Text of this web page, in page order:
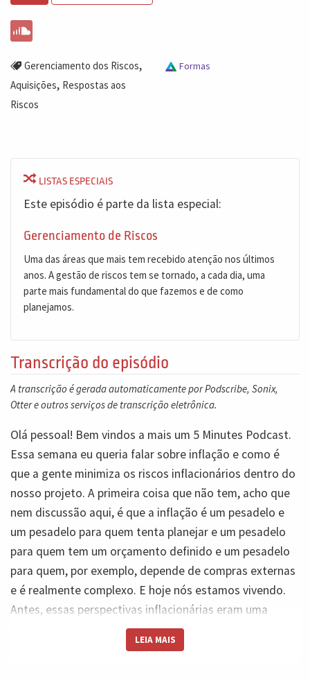
Gerenciamento dos Riscos,
Aquisições, Respostas aos
Riscos
Formas
LISTAS ESPECIAIS
Este episódio é parte da lista especial:
Gerenciamento de Riscos
Uma das áreas que mais tem recebido atenção nos últimos
anos. A gestão de riscos tem se tornado, a cada dia, uma
parte mais fundamental do que fazemos e de como
planejamos.
Transcrição do episódio
A transcrição é gerada automaticamente por Podscribe, Sonix,
Otter e outros serviços de transcrição eletrônica.
Olá pessoal! Bem vindos a mais um 5 Minutes Podcast.
Essa semana eu queria falar sobre inflação e como é
que a gente minimiza os riscos inflacionários dentro do
nosso projeto. A primeira coisa que não tem, acho que
nem discussão aqui, é que a inflação é um pesadelo e
um pesadelo para quem tenta planejar e um pesadelo
para quem tem um orçamento definido e um pesadelo
para quem, por exemplo, depende de compras externas
e é realmente complexo. E hoje nós estamos vivendo.
Antes, essas perspectivas inflacionárias eram uma
característica de determinados tipos de país,
normalmente países com economia um pouco mais
LEIA MAIS